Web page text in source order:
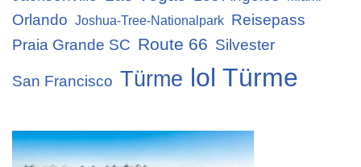
Orlando Joshua-Tree-Nationalpark Reisepass
Praia Grande SC Route 66 Silvester
San Francisco Türme lol Türme